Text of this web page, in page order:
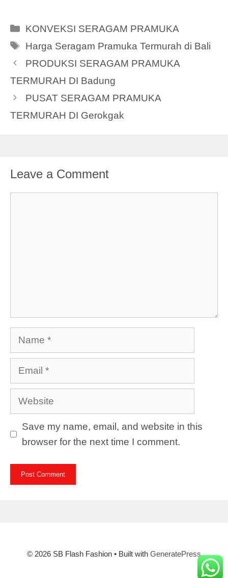
Categories
KONVEKSI SERAGAM PRAMUKA
Tags
Harga Seragam Pramuka Termurah di Bali
PRODUKSI SERAGAM PRAMUKA
TERMURAH DI Badung
PUSAT SERAGAM PRAMUKA
TERMURAH DI Gerokgak
Leave a Comment
Name
Email
Website
Save my name, email, and website in this
browser for the next time I comment.
© 2026 SB Flash Fashion • Built with GeneratePress